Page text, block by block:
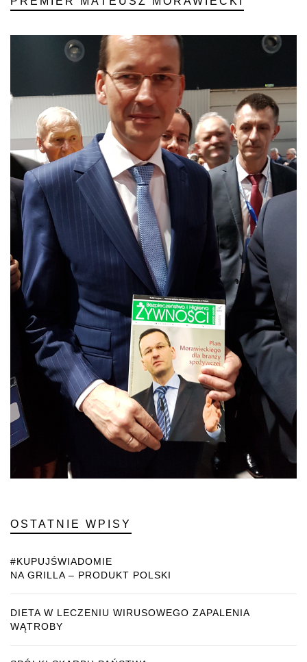
OSTATNIE WPISY
#KUPUJŚWIADOMIE
NA GRILLA – PRODUKT POLSKI
DIETA W LECZENIU WIRUSOWEGO ZAPALENIA
WĄTROBY